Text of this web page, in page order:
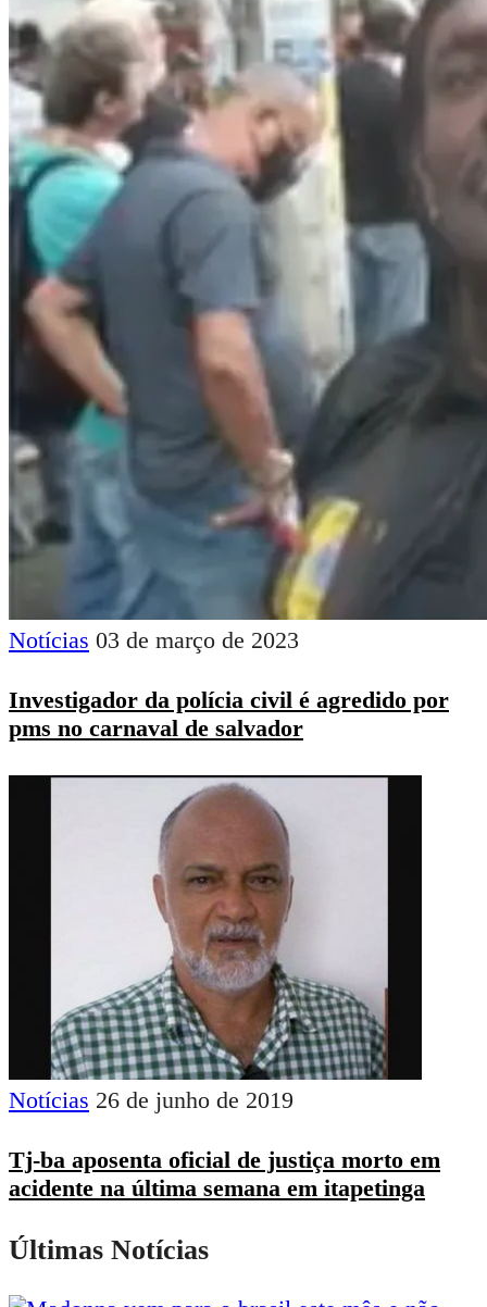
Notícias 03 de março de 2023
Investigador da polícia civil é agredido por
pms no carnaval de salvador
Notícias 26 de junho de 2019
Tj-ba aposenta oficial de justiça morto em
acidente na última semana em itapetinga
Últimas Notícias